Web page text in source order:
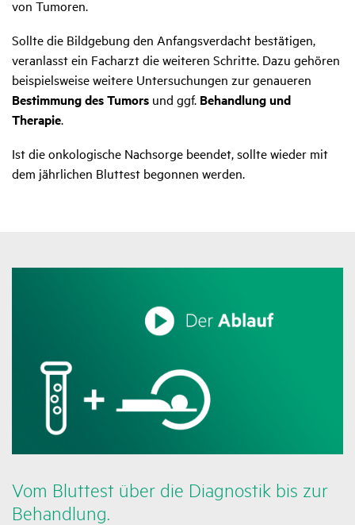
von Tumoren.
Sollte die Bildgebung den Anfangsverdacht bestätigen,
veranlasst ein Facharzt die weiteren Schritte. Dazu gehören
beispielsweise weitere Untersuchungen zur genaueren
Bestimmung des Tumors und ggf. Behandlung und
Therapie.
Ist die onkologische Nachsorge beendet, sollte wieder mit
dem jährlichen Bluttest begonnen werden.
Vom Blut­test über die Diagnostik bis zur
Behand­lung.